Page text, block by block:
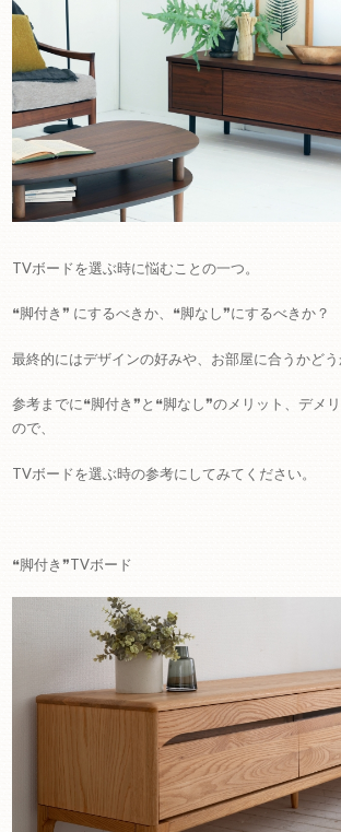
TVボードを選ぶ時に悩むことの一つ。
❝脚付き❞ にするべきか、❝脚なし❞にするべきか？
最終的にはデザインの好みや、お部屋に合うかどう
参考までに❝脚付き❞と❝脚なし❞のメリット、デメ
ので、
TVボードを選ぶ時の参考にしてみてください。
❝脚付き❞TVボード